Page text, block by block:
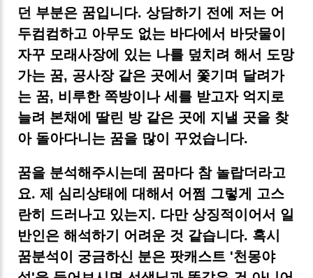
던 부분은 꿈입니다. 상담하기 전에 저는 어
두컴컴하고 아무도 없는 바다에서 바닷물이
자꾸 모래사장에 있는 나를 덮치려 해서 도망
가는 꿈, 공사장 같은 곳에서 쫓기며 달려가
는 꿈, 비루한 쪽방이나 세를 받고자 억지로
늘려 본채에 딸린 방 같은 곳에 지낼 곳을 찾
아 돌아다니는 꿈을 많이 꾸었습니다.
꿈을 분석해주시는데 꿈마다 참 놀랍더라고
요. 제 심리상태에 대해서 어쩜 그렇게 고스
란히 드러나고 있는지. 다만 상징적이어서 일
반인은 해석하기 어려운 것 같습니다. 혹시
꿈분석이 궁금하신 분은 팟캐스트 '천몽야